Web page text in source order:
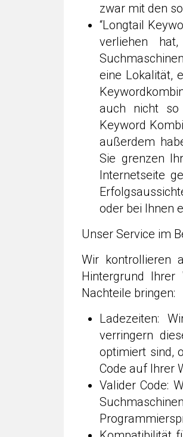
zwar mit den
“Longtail
verliehen
eine Lokalität,
auch nicht so
Keyword
außerdem
Sie grenzen
Internetseite
oder bei Ihnen
Unser Service im
Wir kontrollieren
Hintergrund Ihrer
Nachteile bringen:
Ladezeiten:
verringern
optimiert sind,
Code auf Ihrer
Valider Code: